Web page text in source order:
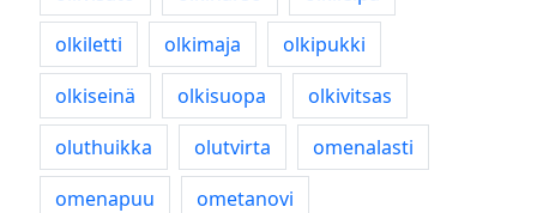
olkiletti
olkimaja
olkipukki
olkiseinä
olkisuopa
olkivitsas
oluthuikka
olutvirta
omenalasti
omenapuu
ometanovi